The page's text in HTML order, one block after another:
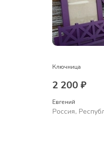
Ключница
2 200 ₽
Евгений
Россия,